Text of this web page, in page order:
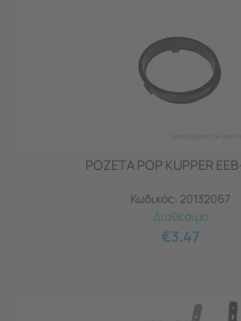
ΡΟΖΕΤΑ POP KUPPER
Κωδικός: 20132067
Διαθέσιμο
€3.47